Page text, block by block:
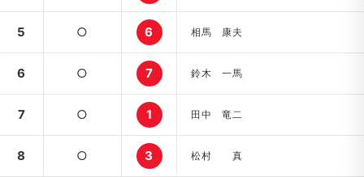
5 ○ 6 相馬 康夫
6 ○ 7 鈴木 一馬
7 ○ 1 田中 竜二
8 ○ 3 松村 真